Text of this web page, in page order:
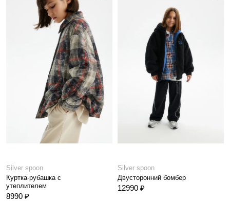
Silver spoon
Куртка-рубашка с
утеплителем
8990 ₽
Silver spoon
Двусторонний бомбер
12990 ₽